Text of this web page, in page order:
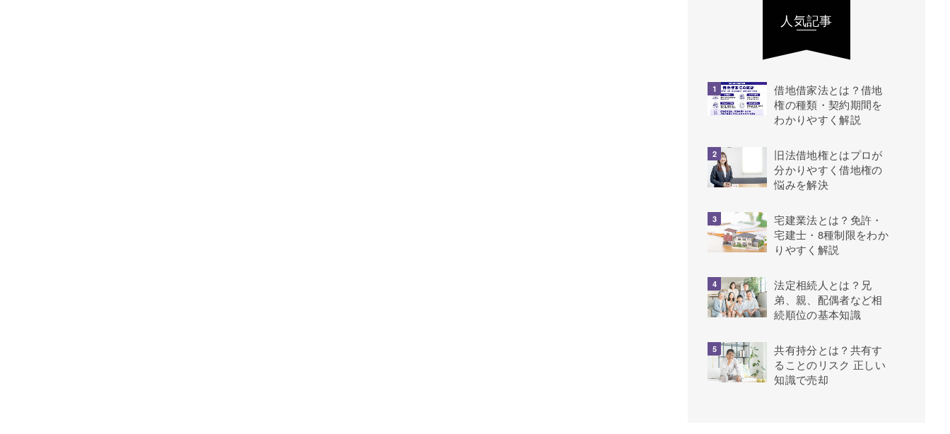
人気記事
借地借家法とは？借地
権の種類・契約期間を
わかりやすく解説
旧法借地権とはプロが
分かりやすく借地権の
悩みを解決
宅建業法とは？免許・
宅建士・8種制限をわか
りやすく解説
法定相続人とは？兄
弟、親、配偶者など相
続順位の基本知識
共有持分とは？共有す
ることのリスク 正しい
知識で売却